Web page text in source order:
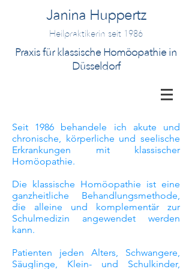
Janina Huppertz
Heilpraktikerin seit 1986
Praxis für klassische Homöopathie in
Düsseldorf
Seit 1986 behandele ich akute und
chronische, körperliche und seelische
Erkrankungen mit klassischer
Homöopathie.
Die klassische Homöopathie ist eine
ganzheitliche Behandlungsmethode,
die alleine und komplementär zur
Schulmedizin angewendet werden
kann.
Patienten jeden Alters, Schwangere,
Säuglinge, Klein- und Schulkinder,